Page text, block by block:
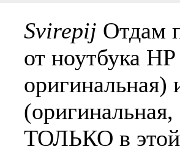
Svirepij Отдам
от ноутбука
ТОЛЬКО в этой